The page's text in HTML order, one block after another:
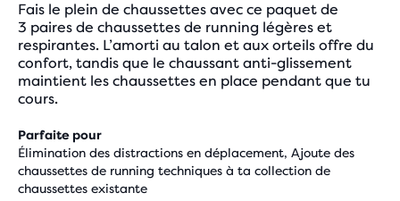
Fais le plein de chaussettes avec ce paquet de
3 paires de chaussettes de running légères et
respirantes. L’amorti au talon et aux orteils offre du
confort, tandis que le chaussant anti-glissement
maintient les chaussettes en place pendant que tu
cours.
Parfaite pour
Élimination des distractions en déplacement, Ajoute des
chaussettes de running techniques à ta collection de
chaussettes existante